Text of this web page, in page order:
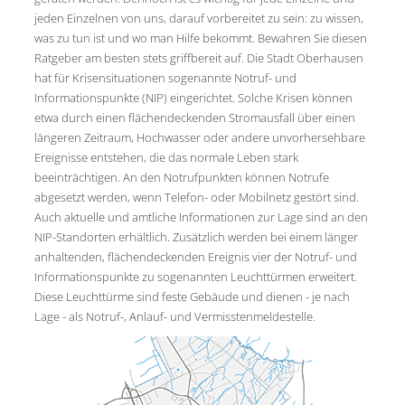
jeden Einzelnen von uns, darauf vorbereitet zu sein: zu wissen,
was zu tun ist und wo man Hilfe bekommt. Bewahren Sie diesen
Ratgeber am besten stets griffbereit auf. Die Stadt Oberhausen
hat für Krisensituationen sogenannte Notruf- und
Informationspunkte (NIP) eingerichtet. Solche Krisen können
etwa durch einen flächendeckenden Stromausfall über einen
längeren Zeitraum, Hochwasser oder andere unvorhersehbare
Ereignisse entstehen, die das normale Leben stark
beeinträchtigen. An den Notrufpunkten können Notrufe
abgesetzt werden, wenn Telefon- oder Mobilnetz gestört sind.
Auch aktuelle und amtliche Informationen zur Lage sind an den
NIP-Standorten erhältlich. Zusätzlich werden bei einem länger
anhaltenden, flächendeckenden Ereignis vier der Notruf- und
Informationspunkte zu sogenannten Leuchttürmen erweitert.
Diese Leuchttürme sind feste Gebäude und dienen - je nach
Lage - als Notruf-, Anlauf- und Vermisstenmeldestelle.